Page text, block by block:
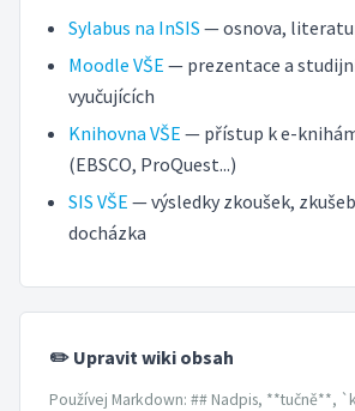
Sylabus na InSIS — osnova,
Moodle VŠE — prezentace a
vyučujících
Knihovna VŠE — přístup k e-
(EBSCO, ProQuest...)
SIS VŠE — výsledky zkoušek,
docházka
✏️ Upravit wiki obsah
Používej Markdown: ## Nadpis, **tučně**,